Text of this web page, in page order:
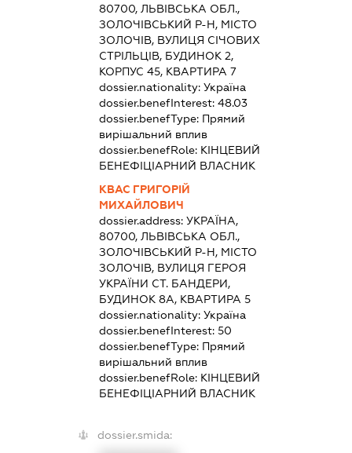
80700, ЛЬВІВСЬКА ОБЛ.,
ЗОЛОЧІВСЬКИЙ Р-Н, МІСТО
ЗОЛОЧІВ, ВУЛИЦЯ СІЧОВИХ
СТРІЛЬЦІВ, БУДИНОК 2,
КОРПУС 45, КВАРТИРА 7
dossier.nationality: Україна
dossier.benefInterest: 48.03
dossier.benefType: Прямий
вирішальний вплив
dossier.benefRole: КІНЦЕВИЙ
БЕНЕФІЦІАРНИЙ ВЛАСНИК
КВАС ГРИГОРІЙ
МИХАЙЛОВИЧ
dossier.address: УКРАЇНА,
80700, ЛЬВІВСЬКА ОБЛ.,
ЗОЛОЧІВСЬКИЙ Р-Н, МІСТО
ЗОЛОЧІВ, ВУЛИЦЯ ГЕРОЯ
УКРАЇНИ СТ. БАНДЕРИ,
БУДИНОК 8А, КВАРТИРА 5
dossier.nationality: Україна
dossier.benefInterest: 50
dossier.benefType: Прямий
вирішальний вплив
dossier.benefRole: КІНЦЕВИЙ
БЕНЕФІЦІАРНИЙ ВЛАСНИК
dossier.smida: